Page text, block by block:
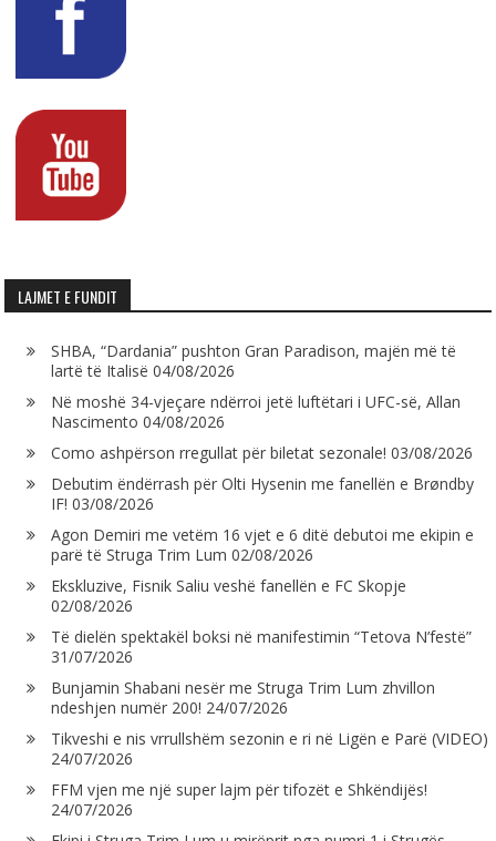
LAJMET E FUNDIT
SHBA, “Dardania” pushton Gran Paradison, majën më të
lartë të Italisë 04/08/2026
Në moshë 34-vjeçare ndërroi jetë luftëtari i UFC-së, Allan
Nascimento 04/08/2026
Como ashpërson rregullat për biletat sezonale! 03/08/2026
Debutim ëndërrash për Olti Hysenin me fanellën e Brøndby
IF! 03/08/2026
Agon Demiri me vetëm 16 vjet e 6 ditë debutoi me ekipin e
parë të Struga Trim Lum 02/08/2026
Ekskluzive, Fisnik Saliu veshë fanellën e FC Skopje
02/08/2026
Të dielën spektakël boksi në manifestimin “Tetova N’festë”
31/07/2026
Bunjamin Shabani nesër me Struga Trim Lum zhvillon
ndeshjen numër 200! 24/07/2026
Tikveshi e nis vrrullshëm sezonin e ri në Ligën e Parë (VIDEO)
24/07/2026
FFM vjen me një super lajm për tifozët e Shkëndijës!
24/07/2026